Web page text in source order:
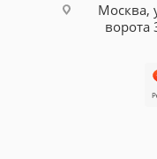
Москва,
ворота